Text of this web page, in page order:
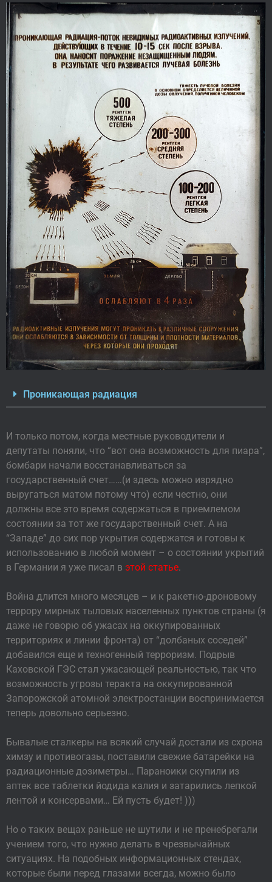
Проникающая радиация
И только потом, когда местные руководители и
депутаты поняли, что “вот она возможность для пиара”,
бомбари начали восстанавливаться за
государственный счет……(и здесь можно изрядно
выругаться матом потому что) если честно, они
должны все это время содержаться в приемлемом
состоянии за тот же государственный счет. А на
“Западе” до сих пор укрытия содержатся и готовы к
использованию в любой момент – о состоянии укрытий
в Германии я уже писал в этой статье.
Война длится много месяцев – и к ракетно-дроновому
террору мирных тыловых населенных пунктов страны (я
даже не говорю об ужасах на оккупированных
территориях и линии фронта) от “долбаных соседей”
добавился еще и техногенный терроризм. Подрыв
Каховской ГЭС стал ужасающей реальностью, так что
возможность угрозы теракта на оккупированной
Запорожской атомной электростанции воспринимается
теперь довольно серьезно.
Бывалые сталкеры на всякий случай достали из схрона
химзу и противогазы, поставили свежие батарейки на
радиационные дозиметры… Параноики скупили из
аптек все таблетки йодида калия и затарились лепкой
лентой и консервами… Ей пусть будет! )))
Но о таких вещах раньше не шутили и не пренебрегали
учением того, что нужно делать в чрезвычайных
ситуациях. На подобных информационных стендах,
которые были перед глазами всегда, можно было